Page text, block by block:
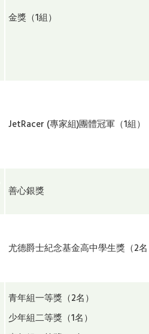
金獎（1組）
JetRacer (專家組)團體冠軍（1組）
善心銀獎
尤德爵士紀念基金高中學生獎（2
青年組一等獎（2名）
少年組二等獎（1名）